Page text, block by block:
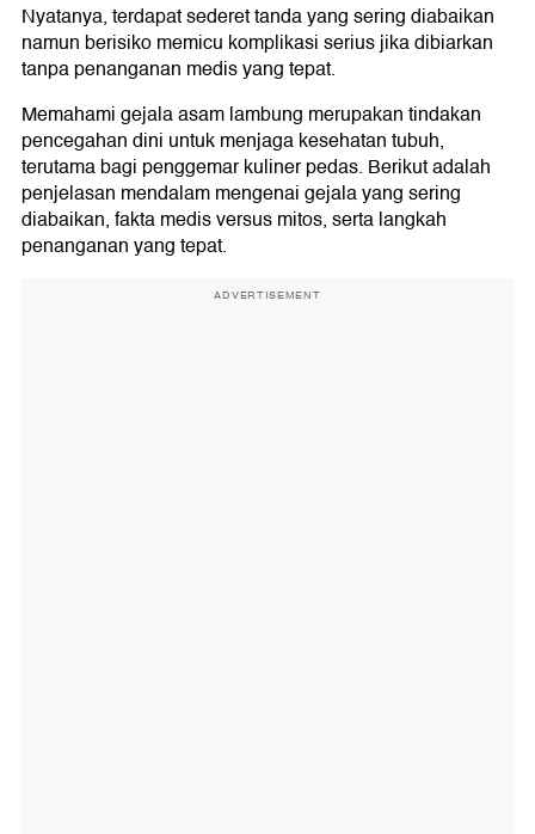
Nyatanya, terdapat sederet tanda yang sering diabaikan
namun berisiko memicu komplikasi serius jika dibiarkan
tanpa penanganan medis yang tepat.
Memahami gejala asam lambung merupakan tindakan
pencegahan dini untuk menjaga kesehatan tubuh,
terutama bagi penggemar kuliner pedas. Berikut adalah
penjelasan mendalam mengenai gejala yang sering
diabaikan, fakta medis versus mitos, serta langkah
penanganan yang tepat.
ADVERTISEMENT